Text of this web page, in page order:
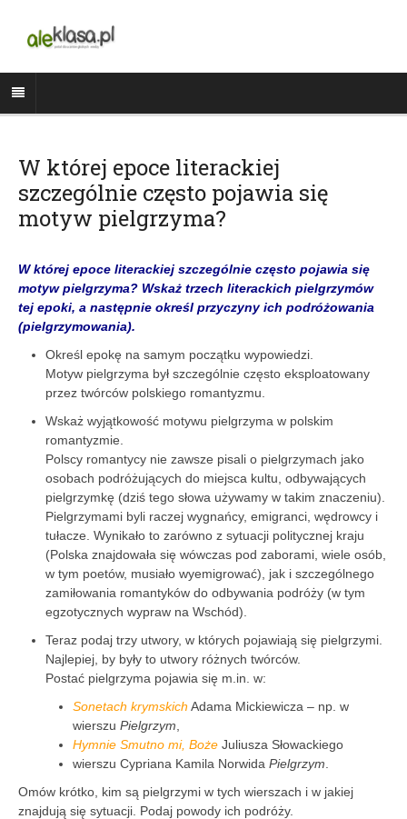
W której epoce literackiej
szczególnie często pojawia się
motyw pielgrzyma?
W której epoce literackiej szczególnie często pojawia się
motyw pielgrzyma? Wskaż trzech literackich pielgrzymów
tej epoki, a następnie określ przyczyny ich podróżowania
(pielgrzymowania).
Określ epokę na samym początku wypowiedzi.
Motyw pielgrzyma był szczególnie często eksploatowany
przez twórców polskiego romantyzmu.
Wskaż wyjątkowość motywu pielgrzyma w polskim
romantyzmie.
Polscy romantycy nie zawsze pisali o pielgrzymach jako
osobach podróżujących do miejsca kultu, odbywających
pielgrzymkę (dziś tego słowa używamy w takim znaczeniu).
Pielgrzymami byli raczej wygnańcy, emigranci, wędrowcy i
tułacze. Wynikało to zarówno z sytuacji politycznej kraju
(Polska znajdowała się wówczas pod zaborami, wiele osób,
w tym poetów, musiało wyemigrować), jak i szczególnego
zamiłowania romantyków do odbywania podróży (w tym
egzotycznych wypraw na Wschód).
Teraz podaj trzy utwory, w których pojawiają się pielgrzymi.
Najlepiej, by były to utwory różnych twórców.
Postać pielgrzyma pojawia się m.in. w:
Sonetach krymskich Adama Mickiewicza – np. w
wierszu Pielgrzym
Hymnie Smutno mi, Boże Juliusza Słowackiego
wierszu Cypriana Kamila Norwida Pielgrzym
Omów krótko, kim są pielgrzymi w tych wierszach i w jakiej
znajdują się sytuacji. Podaj powody ich podróży.